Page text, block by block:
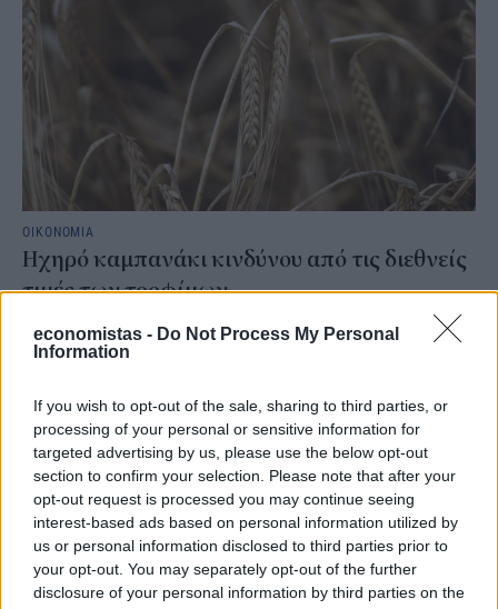
economistas - Do Not Process My Personal
Information
If you wish to opt-out of the sale, sharing to third parties, or
processing of your personal or sensitive information for
targeted advertising by us, please use the below opt-out
section to confirm your selection. Please note that after your
opt-out request is processed you may continue seeing
interest-based ads based on personal information utilized by
us or personal information disclosed to third parties prior to
your opt-out. You may separately opt-out of the further
disclosure of your personal information by third parties on the
ΟΙΚΟΝΟΜΙΑ
Ηχηρό καμπανάκι κινδύνου από τις διεθνείς
τιμές των τροφίμων
Με φόντο τις διεργασίες για τη διαμόρφωση ενός φτηνότερου
"πακέτου" τροφίμων και άλλων ειδών ευρείας κατανάλωσης στο
ΓΙΩΡΓΟΣ ΠΑΠΠΟΥΣ /